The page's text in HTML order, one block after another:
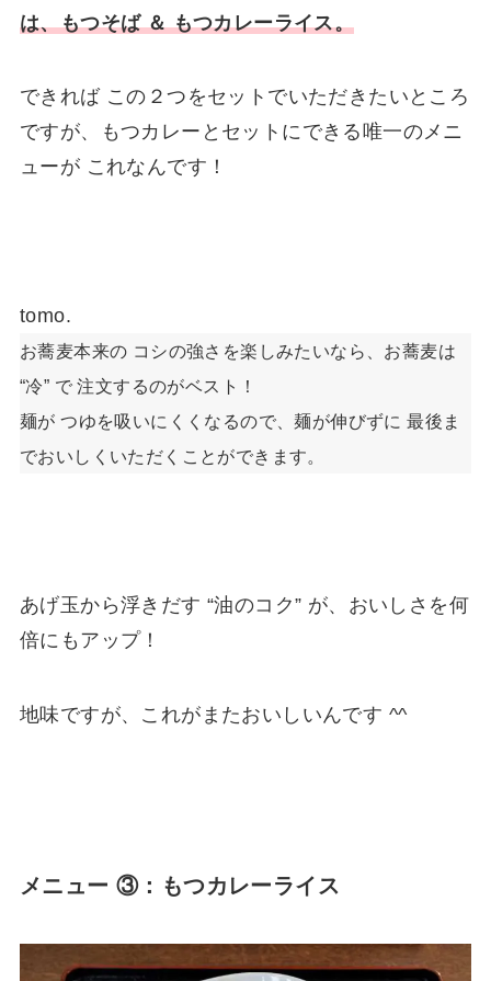
は、もつそば ＆ もつカレーライス。
できれば この２つをセットでいただきたいところ
ですが、もつカレーとセットにできる唯一のメニ
ューが これなんです！
tomo.
お蕎麦本来の コシの強さを楽しみたいなら、お蕎麦は
“冷” で 注文するのがベスト！
麺が つゆを吸いにくくなるので、麺が伸びずに 最後ま
でおいしくいただくことができます。
あげ玉から浮きだす “油のコク” が、おいしさを何
倍にもアップ！
地味ですが、これがまたおいしいんです ^^
メニュー ③：もつカレーライス